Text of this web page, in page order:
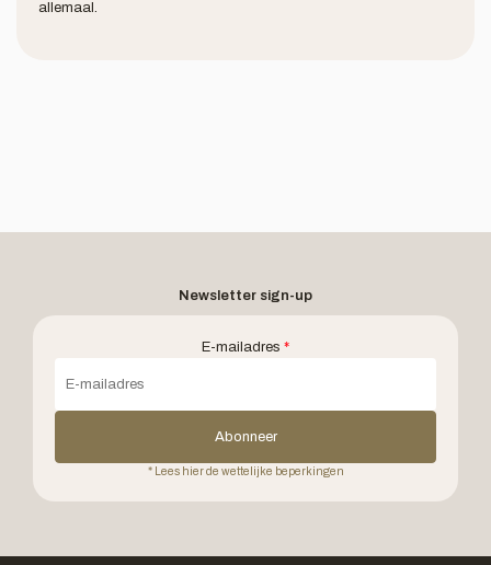
allemaal.
Newsletter sign-up
E-mailadres *
Abonneer
* Lees hier de wettelijke beperkingen